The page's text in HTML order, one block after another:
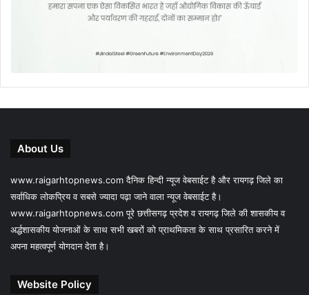
About Us
www.raigarhtopnews.com दैनिक हिन्दी न्यूज वेबसाईट है और रायगढ़ जिले का
सर्वाधिक लोकप्रिय व सबसे ज्यादा पढ़ा जाने वाला न्यूज वेबसाईट है।
www.raigarhtopnews.com पूरे छत्तीसगढ़ प्रदेश व रायगढ़ जिले की शासकीय व
अर्द्धशासकीय योजनाओं के साथ सभी खबरों को प्राथमिकता के साथ प्रसारित करने में
अपना महत्वपूर्ण योगदान देता है।
Website Policy